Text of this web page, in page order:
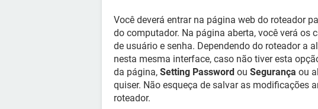
Você deverá entrar na página web do roteador
do computador. Na página aberta, você verá os
de usuário e senha. Dependendo do roteador a
nesta mesma interface, caso não tiver esta
da página, Setting Password ou Segurança ou
quiser. Não esqueça de salvar as modificações
roteador.